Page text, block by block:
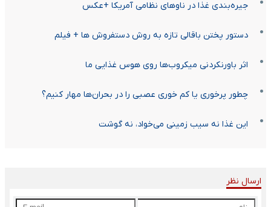
جیره‌بندی غذا در ناوهای نظامی آمریکا +عکس
دستور پختن باقالی تازه به روش دستفروش ها + فیلم
اثر باورنکردنی میکروب‌ها روی هوس غذایی ما
چطور پرخوری یا کم خوری عصبی را در بحران‌ها مهار کنیم؟
این غذا نه سیب زمینی می‌خواد، نه گوشت
ارسال نظر